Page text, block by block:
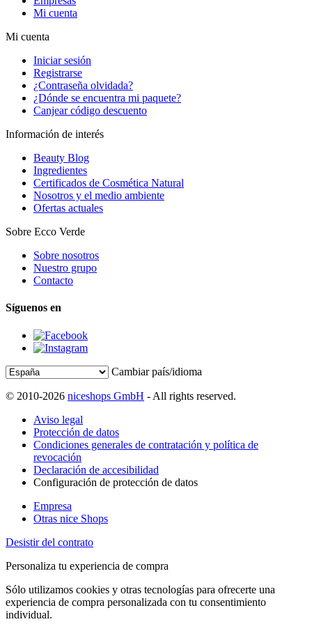
Mi cuenta
Mi cuenta
Iniciar sesión
Registrarse
¿Contraseña olvidada?
¿Dónde se encuentra mi paquete?
Canjear código descuento
Información de interés
Beauty Blog
Ingredientes
Certificados de Cosmética Natural
Nosotros y el medio ambiente
Ofertas actuales
Sobre Ecco Verde
Sobre nosotros
Nuestro grupo
Contacto
Síguenos en
Cambiar país/idioma
© 2010-2026 niceshops GmbH - All rights reserved.
Aviso legal
Protección de datos
Condiciones generales de contratación y política de
revocación
Declaración de accesibilidad
Configuración de protección de datos
Empresa
Otras nice Shops
Desistir del contrato
Personaliza tu experiencia de compra
Sólo utilizamos cookies y otras tecnologías para ofrecerte una
experiencia de compra personalizada con tu consentimiento
individual.